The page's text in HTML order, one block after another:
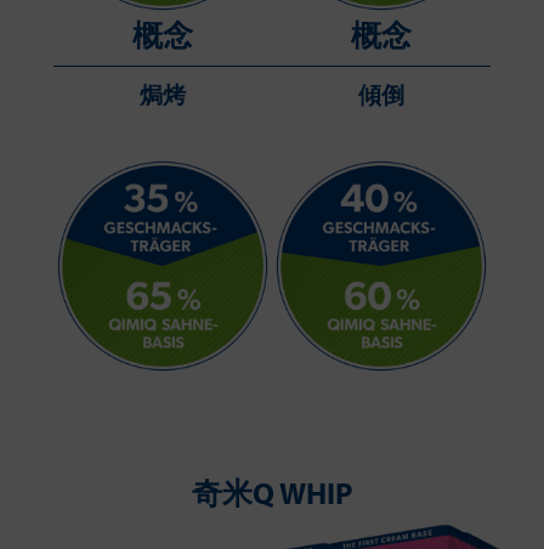
概念
焗烤
概念
傾倒
奇米Q WHIP